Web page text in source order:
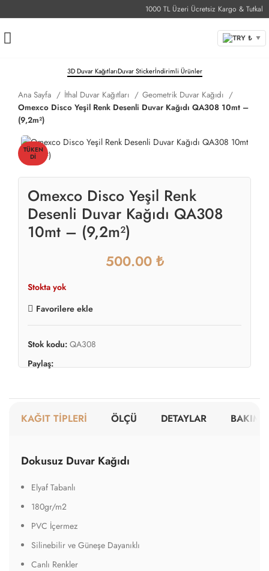
1000 TL Üzeri Ücretsiz Kargo & Tutkal
TRY ₺ ▼
3D Duvar KağıtlarıDuvar Stickerİndirimli Ürünler
Ana Sayfa İthal Duvar Kağıtları
Geometrik Duvar Kağıdı
Omexco Disco Yeşil Renk Desenli Duvar Kağıdı QA308 10mt –
(9,2m²)
TÜKEN
DI
Omexco Disco Yeşil Renk
Desenli Duvar Kağıdı QA308
10mt – (9,2m²)
₺
Stokta yok
Favorilere ekle
Stok kodu: QA308
Paylaş:
KAĞIT TİPLERİ ÖLÇÜ DETAYLAR BAKIM
Dokusuz Duvar Kağıdı
Elyaf Tabanlı
180gr/m2
PVC İçermez
Silinebilir ve Güneşe Dayanıklı
Canlı Renkler